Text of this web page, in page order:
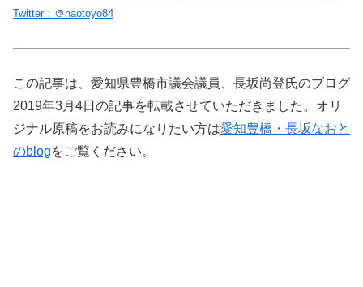
Twitter：＠naotoyo84
この記事は、愛知県豊橋市議会議員、長坂尚登氏のブログ
2019年3月4日の記事を転載させていただきました。オリ
ジナル原稿をお読みになりたい方は愛知豊橋・長坂なおと
のblogをご覧ください。